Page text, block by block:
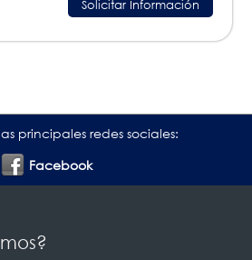
principales redes sociales:
Facebook